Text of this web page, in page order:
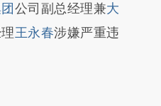
新文章
公司副总经理兼大
王永春涉嫌严重违